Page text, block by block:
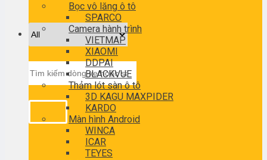
kiếm:
Bọc vô lăng ô tô
SPARCO
Camera hành trình
VIETMAP
XIAOMI
DDPAI
BLACKVUE
Thảm lót sàn ô tô
3D KAGU MAXPIDER
KARDO
Màn hình Android
WINCA
ICAR
TEYES